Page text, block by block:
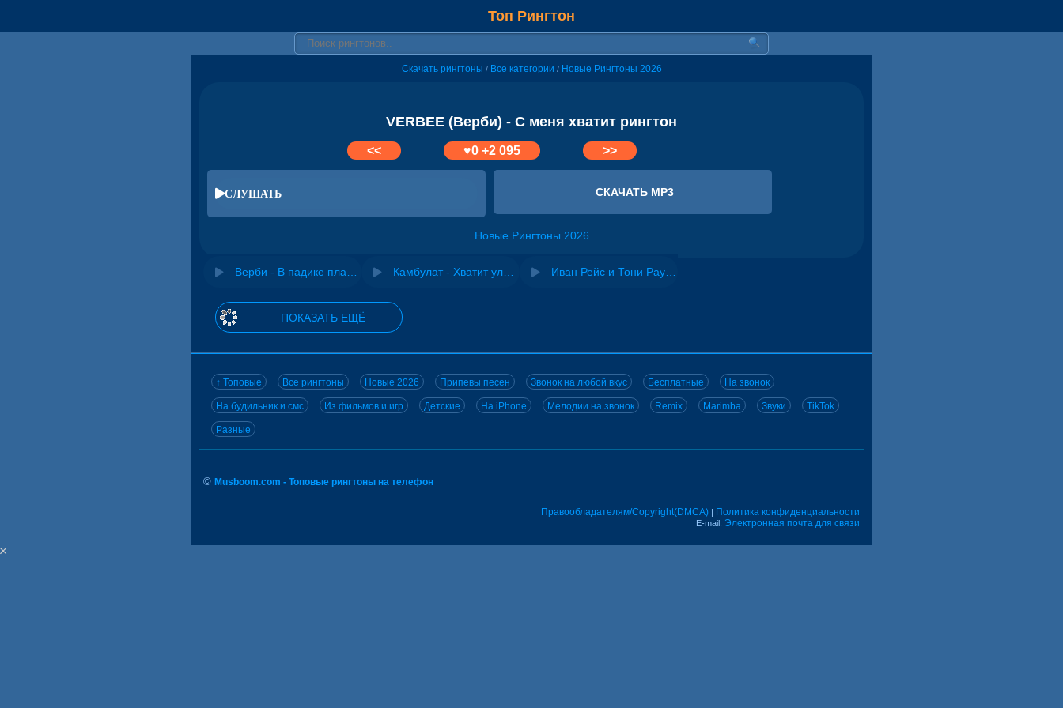
Топ Рингтон
Скачать рингтоны / Все категории / Новые Рингтоны 2026
VERBEE (Верби) - С меня хватит рингтон
<< ♥0 +2 095 >>
СЛУШАТЬ СКАЧАТЬ MP3
Новые Рингтоны 2026
ПОКАЗАТЬ ЕЩЁ
↑ Топовые Все рингтоны Новые 2026 Припевы песен Звонок на любой вкус Бесплатные На звонок
На будильник и смс Из фильмов и игр Детские На iPhone Мелодии на звонок Remix Marimba Звуки TikTok
Разные
© Musboom.com - Топовые рингтоны на телефон
Правообладателям/Copyright(DMCA) | Политика конфиденциальности
E-mail: Электронная почта для связи